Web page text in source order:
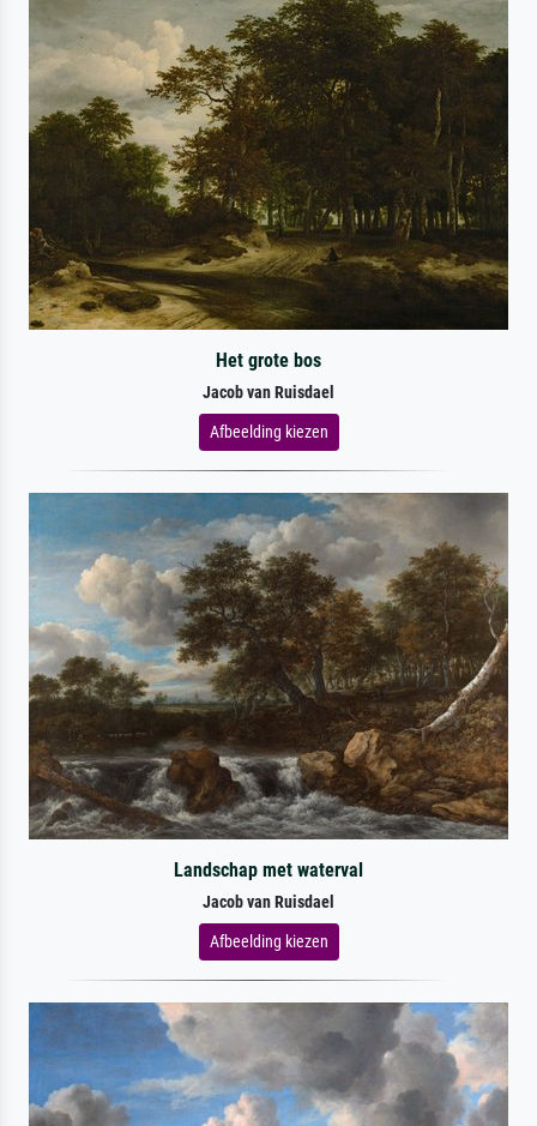
Het grote bos
Jacob van Ruisdael
Afbeelding kiezen
Landschap met waterval
Jacob van Ruisdael
Afbeelding kiezen